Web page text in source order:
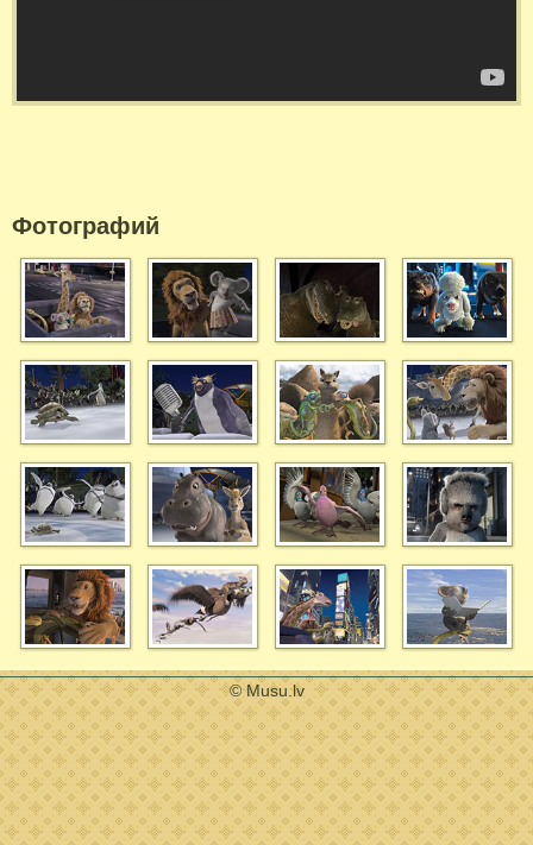
Фотографий
© Musu.lv